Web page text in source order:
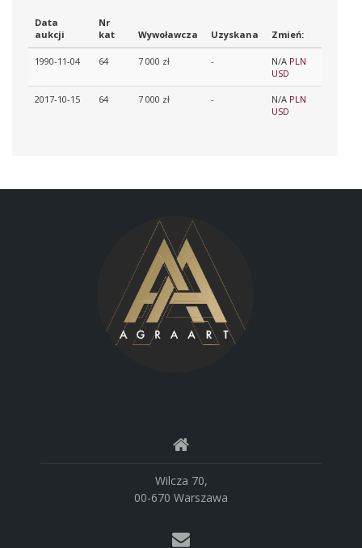
Data
aukcji
Nr
kat
Wywoławcza Uzyskana Zmień:
1990-11-04 64 7 000 zł - N/A PLN
USD
2017-10-15 64 7 000 zł - N/A PLN
USD
Wilcza 70,
00-670 Warszawa